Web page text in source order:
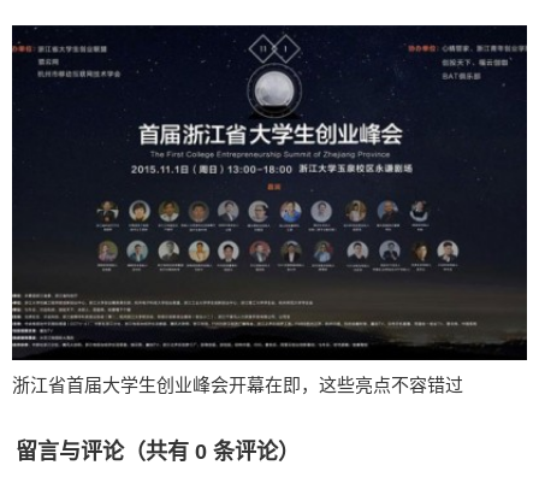
浙江省首届大学生创业峰会开幕在即，这些亮点不容错过
留言与评论（共有 0 条评论）